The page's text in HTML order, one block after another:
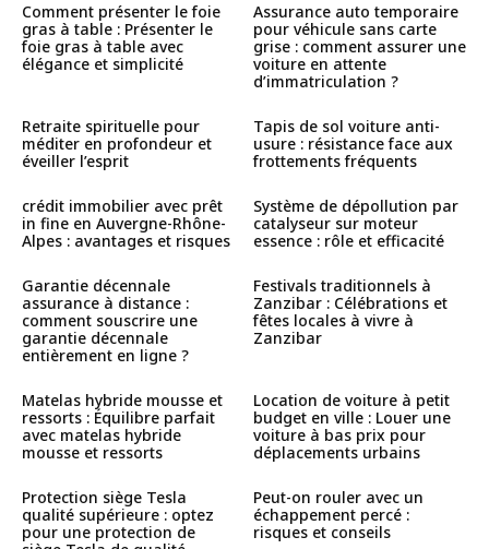
Comment présenter le foie
gras à table : Présenter le
foie gras à table avec
élégance et simplicité
Assurance auto temporaire
pour véhicule sans carte
grise : comment assurer une
voiture en attente
d’immatriculation ?
Retraite spirituelle pour
méditer en profondeur et
éveiller l’esprit
Tapis de sol voiture anti-
usure : résistance face aux
frottements fréquents
crédit immobilier avec prêt
in fine en Auvergne-Rhône-
Alpes : avantages et risques
Système de dépollution par
catalyseur sur moteur
essence : rôle et efficacité
Garantie décennale
assurance à distance :
comment souscrire une
garantie décennale
entièrement en ligne ?
Festivals traditionnels à
Zanzibar : Célébrations et
fêtes locales à vivre à
Zanzibar
Matelas hybride mousse et
ressorts : Équilibre parfait
avec matelas hybride
mousse et ressorts
Location de voiture à petit
budget en ville : Louer une
voiture à bas prix pour
déplacements urbains
Protection siège Tesla
qualité supérieure : optez
pour une protection de
Peut-on rouler avec un
échappement percé :
risques et conseils